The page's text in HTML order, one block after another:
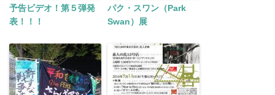
予告ビデオ！第５弾発
表！！！
パク・スワン（Park
Swan）展